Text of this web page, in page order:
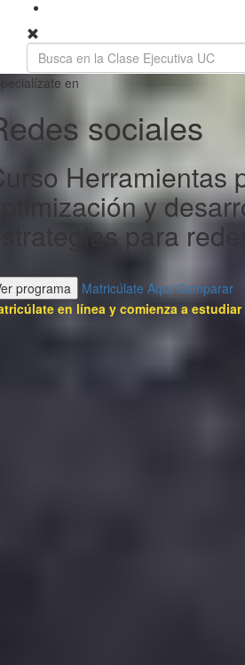
en
sociales
Herramientas
y
para
programa Matricúlate Aquí Comparar
en línea y comienza a